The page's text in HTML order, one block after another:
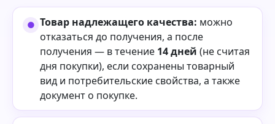
Товар надлежащего качества: можно
отказаться до получения, а после
получения — в течение 14 дней (не считая
дня покупки), если сохранены товарный
вид и потребительские свойства, а также
документ о покупке.